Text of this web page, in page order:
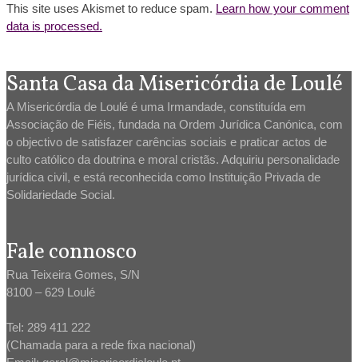
This site uses Akismet to reduce spam. Learn how your comment
data is processed.
Santa Casa da Misericórdia de Loulé
A Misericórdia de Loulé é uma Irmandade, constituída em
Associação de Fiéis, fundada na Ordem Jurídica Canónica, com
o objectivo de satisfazer carências sociais e praticar actos de
culto católico da doutrina e moral cristãs. Adquiriu personalidade
jurídica civil, e está reconhecida como Instituição Privada de
Solidariedade Social.
Fale connosco
Rua Teixeira Gomes, S/N
8100 – 629 Loulé
Tel: 289 411 222
(Chamada para a rede fixa nacional)